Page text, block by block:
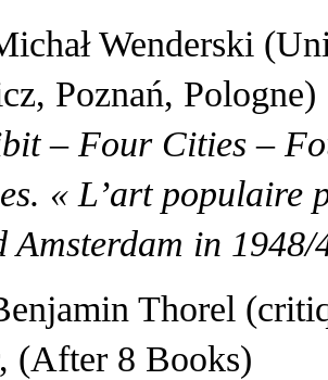
Wenderski
Poznań, Pologne)
– Four Cities –
« L’art populaire
Amsterdam in 1948/
Thorel
(After 8 Books)